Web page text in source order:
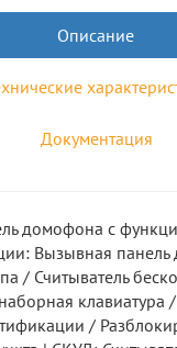
Описание
Документация
домофона с
Вызывная
/ Считыватель
клавиатура
/